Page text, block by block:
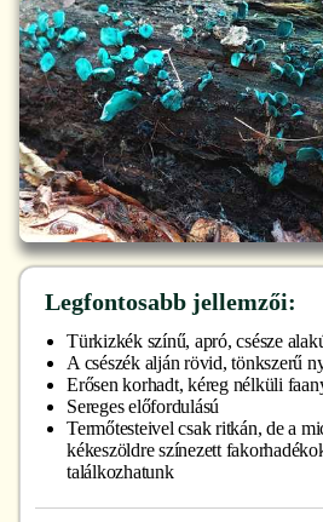
Legfontosabb jellemzői:
Türkizkék színű, apró, csésze
A csészék alján rövid, tönkszerű
Erősen korhadt, kéreg nélküli
Sereges előfordulású
Termőtesteivel csak ritkán, de a
kékeszöldre színezett
találkozhatunk